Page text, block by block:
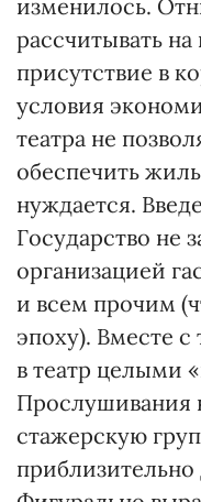
изменилось.
рассчитывать
присутствие в
условия
театра не
обеспечить
нуждается.
Государство не
организацией
и всем прочим
эпоху). Вместе
в театр целыми
Прослушивания
стажерскую